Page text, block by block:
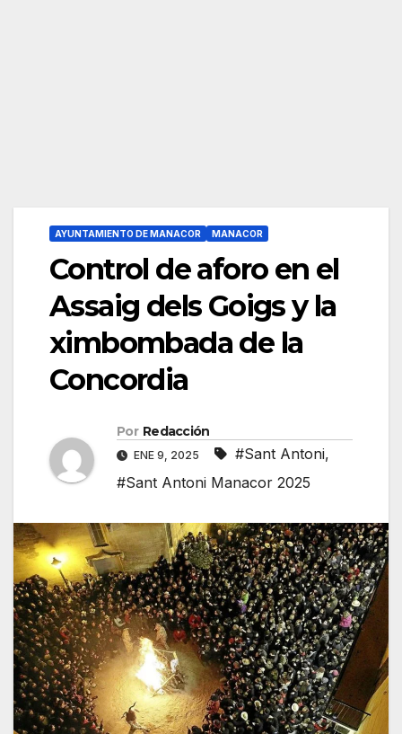
AYUNTAMIENTO DE MANACOR MANACOR
Control de aforo en el
Assaig dels Goigs y la
ximbombada de la
Concordia
Por Redacción
ENE 9, 2025 #Sant Antoni,
#Sant Antoni Manacor 2025